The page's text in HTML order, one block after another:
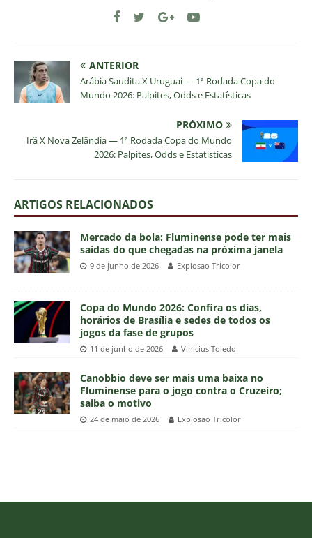
ANTERIOR
Arábia Saudita X Uruguai — 1ª Rodada Copa do
Mundo 2026: Palpites, Odds e Estatísticas
PRÓXIMO
Irã X Nova Zelândia — 1ª Rodada Copa do Mundo
2026: Palpites, Odds e Estatísticas
ARTIGOS RELACIONADOS
Mercado da bola: Fluminense pode ter mais
saídas do que chegadas na próxima janela
9 de junho de 2026 Explosao Tricolor
Copa do Mundo 2026: Confira os dias,
horários de Brasília e sedes de todos os
jogos da fase de grupos
11 de junho de 2026 Vinicius Toledo
Canobbio deve ser mais uma baixa no
Fluminense para o jogo contra o Cruzeiro;
saiba o motivo
24 de maio de 2026 Explosao Tricolor